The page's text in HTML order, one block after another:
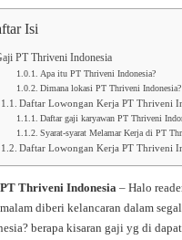
Isi
PT Thriveni Indonesia
Apa itu PT Thriveni Indonesia?
Dimana lokasi PT Thriveni Indonesia?
Daftar Lowongan Kerja PT Thriveni
Daftar gaji karyawan PT Thriveni
Syarat-syarat Melamar Kerja di PT
Daftar Lowongan Kerja PT Thriveni
Thriveni Indonesia – Halo
diberi kelancaran dalam
berapa kisaran gaji yg di